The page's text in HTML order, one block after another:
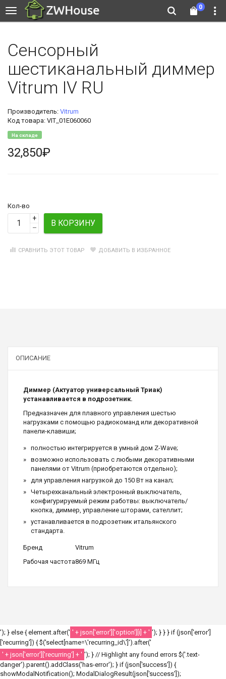
0
Сенсорный
шестиканальный диммер
Vitrum IV RU
Производитель: Vitrum
Код товара: VIT_01E060060
На складе
32,850₽
Кол-во
+
–
В КОРЗИНУ
СРАВНИТЬ ЭТОТ ТОВАР ДОБАВИТЬ В ИЗБРАННОЕ
ОПИСАНИЕ
Диммер (Актуатор универсальный Триак)
устанавливается в подрозетник.
Предназначен для плавного управления шестью
нагрузками с помощью радиокоманд или декоративной
панели-клавиши;
полностью интегрируется в умный дом Z-Wave;
возможно использовать с любыми декоративными
панелями от Vitrum (приобретаются отдельно);
для управления нагрузкой до 150 Вт на канал;
Четырехканальный электронный выключатель,
конфигурируемый режим работвы: выключатель/
кнопка, диммер, управление шторами, сателлит;
устанавливается в подрозетник итальянского
стандарта.
Бренд
Vitrum
Рабочая частота869 МГц
'); } else { element.after(' ' + json['error']['option'][i] + ' '); } } } if (json['error']
['recurring']) { $('select[name=\'recurring_id\']').after('
' + json['error']['recurring'] + ' '); } // Highlight any found errors $('.text-
danger').parent().addClass('has-error'); } if (json['success']) {
showModalNotification(); ModalDialogResult(json['success']);